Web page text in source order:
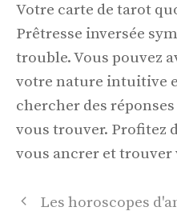
Votre carte de tarot
Prêtresse inversée
trouble. Vous pouvez
votre nature intuitive
chercher des
vous trouver. Profitez
vous ancrer et trouver
Navigation
Les horoscopes